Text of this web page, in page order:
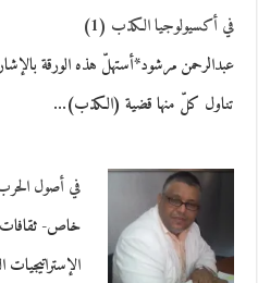
في أكسيولوجيا الكذب (1)
عبدالرحمن مرشود*أستهلّ هذه الورقة
تناول كلّ منها قضية (الكذب)…
في أصول
خاص- ثقافات